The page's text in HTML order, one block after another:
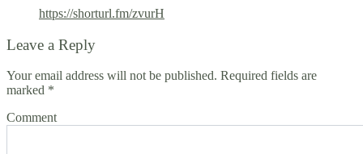
https://shorturl.fm/zvurH
Leave a Reply
Your email address will not be published. Required fields are
marked *
Comment